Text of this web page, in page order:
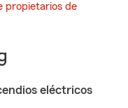
propietarios de
eléctricos